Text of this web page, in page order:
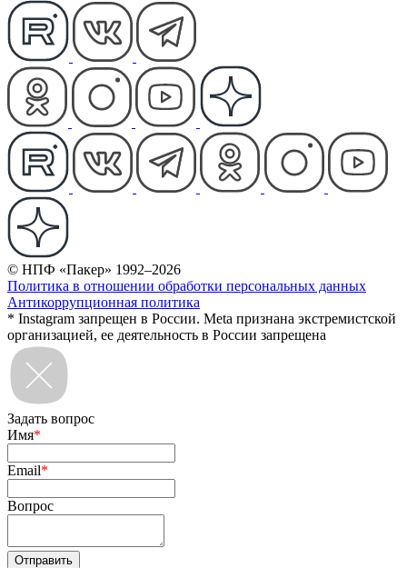
© НПФ «Пакер» 1992–2026
Политика в отношении обработки персональных данных
Антикоррупционная политика
* Instagram запрещен в России. Meta признана экстремистской
организацией, ее деятельность в России запрещена
Задать вопрос
Имя*
Email*
Вопрос